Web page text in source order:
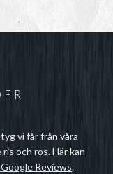
vi får från våra
och ros. Här kan
Reviews.